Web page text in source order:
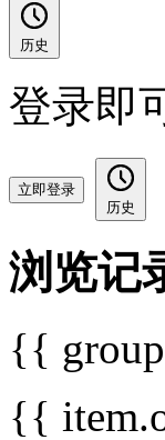
历史
登录即
立即登录
历史
浏览记
{{
{{